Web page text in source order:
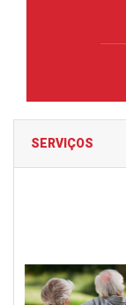
SERVIÇOS